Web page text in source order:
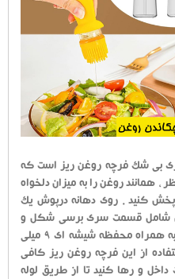
بی شک فرچه روغن ریز است که
، همانند روغن را به میزان دلخواه
کنید . روی دهانه درپوش یک
شامل قسمت سری برسی شکل و
دسته ، تولید شده از جنس سیلیکون به همراه محفظه شیشه ای 9 میلی
از این فرچه روغن ریز کافی
و رها کنید تا از طریق لوله